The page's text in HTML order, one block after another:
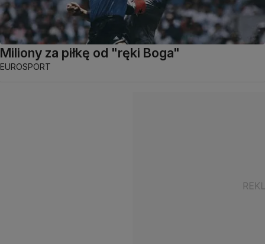
Miliony za piłkę od "ręki Boga"
EUROSPORT